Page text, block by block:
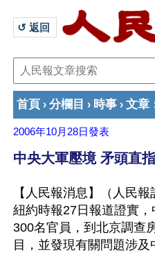
↺ 返回
首頁 › 分欄目 › 時事 › 文章
2006年10月28日發表
中央大軍壓境 矛頭直
【人民報消息】（人民
紐約時報27日報道證實
300名官員，到北京調查
目，並發現有關問題涉及